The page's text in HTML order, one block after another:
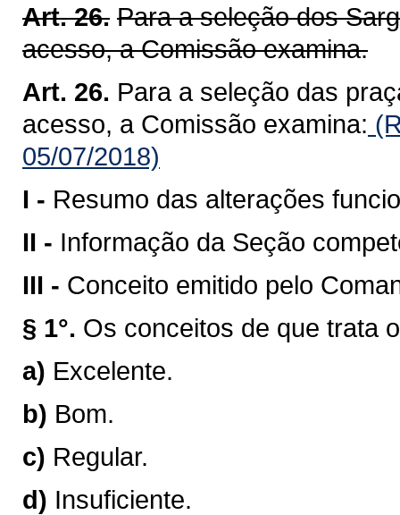
Art. 26. Para a seleção dos
acesso, a Comissão examina.
Art. 26. Para a seleção das
acesso, a Comissão examina:
05/07/2018)
I - Resumo das alterações
II - Informação da Seção
III - Conceito emitido pelo
§ 1°. Os conceitos de que trata
a) Excelente.
b) Bom.
c) Regular.
d) Insuficiente.